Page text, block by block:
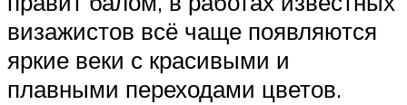
визажистов всё чаще появляются
яркие веки с красивыми и
плавными переходами цветов.